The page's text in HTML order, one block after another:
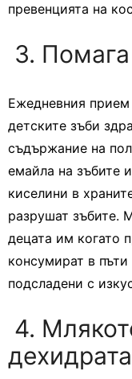
превенцията на
3.
Ежедневния
детските зъби
съдържание на
емайла на зъбите
киселини в
разрушат зъбите.
децата им когато
консумират в
подсладени с
4.